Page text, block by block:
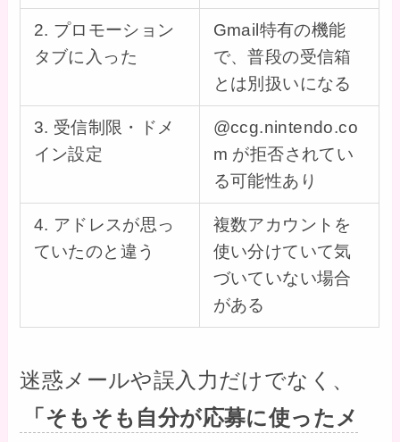
2. プロモーション
タブに入った
Gmail特有の機能
で、普段の受信箱
とは別扱いになる
3. 受信制限・ドメ
イン設定
@ccg.nintendo.co
m が拒否されてい
る可能性あり
4. アドレスが思っ
ていたのと違う
複数アカウントを
使い分けていて気
づいていない場合
がある
迷惑メールや誤入力だけでなく、
「そもそも自分が応募に使ったメ